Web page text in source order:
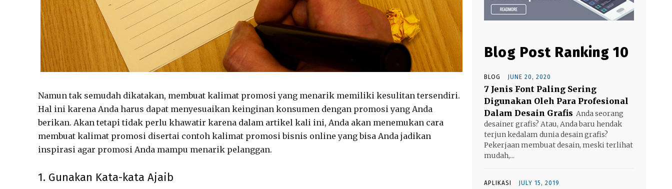
Namun tak semudah dikatakan, membuat kalimat promosi yang menarik memiliki kesulitan tersendiri.
Hal ini karena Anda harus dapat menyesuaikan keinginan konsumen dengan promosi yang Anda
berikan. Akan tetapi tidak perlu khawatir karena dalam artikel kali ini, Anda akan menemukan cara
membuat kalimat promosi disertai contoh kalimat promosi bisnis online yang bisa Anda jadikan
inspirasi agar promosi Anda mampu menarik pelanggan.
1. Gunakan Kata-kata Ajaib
Blog Post Ranking 10
BLOG JUNE 20, 2020
7 Jenis Font Paling Sering
Digunakan Oleh Para Profesional
Dalam Desain Grafis Anda seorang
desainer grafis? Atau, Anda baru hendak
terjun kedalam dunia desain grafis?
Pekerjaan membuat desain, meski terlihat
mudah,...
APLIKASI JULY 15, 2019